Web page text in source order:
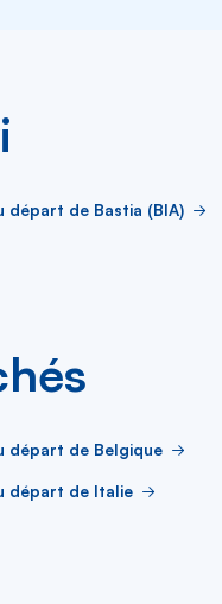
départ de Bastia (BIA)
départ de Belgique
départ de Italie